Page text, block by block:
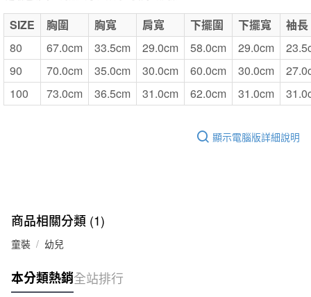
SIZE 胸圍 胸寬 肩寬 下擺圍 下擺寬
袖長
80
67.0cm 33.5cm 29.0cm 58.0cm 29.0cm
90
70.0cm 35.0cm 30.0cm 60.0cm 30.0cm
100
73.0cm 36.5cm 31.0cm 62.0cm 31.0cm
顯示電腦版詳細說明
商品相關分類 (1)
童裝 幼兒
本分類熱銷全站排行